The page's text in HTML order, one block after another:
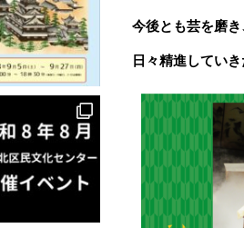
今後とも芸を磨
日々精進してい